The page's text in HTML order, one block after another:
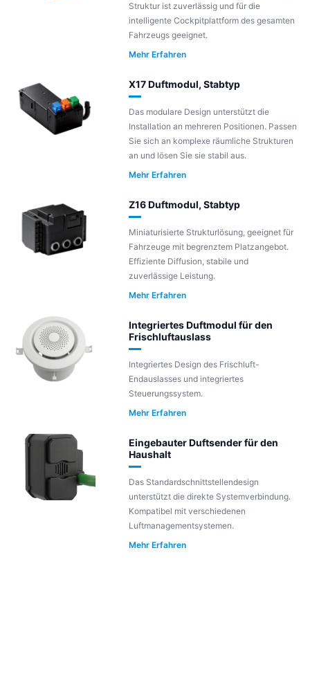
Struktur ist zuverlässig und für die
intelligente Cockpitplattform des gesamten
Fahrzeugs geeignet.
Mehr Erfahren
X17 Duftmodul, Stabtyp
Das modulare Design unterstützt die
Installation an mehreren Positionen. Passen
Sie sich an komplexe räumliche Strukturen
an und lösen Sie sie stabil aus.
Mehr Erfahren
Z16 Duftmodul, Stabtyp
Miniaturisierte Strukturlösung, geeignet für
Fahrzeuge mit begrenztem Platzangebot.
Effiziente Diffusion, stabile und
zuverlässige Leistung.
Mehr Erfahren
Integriertes Duftmodul für den
Frischluftauslass
Integriertes Design des Frischluft-
Endauslasses und integriertes
Steuerungssystem.
Mehr Erfahren
Eingebauter Duftsender für den
Haushalt
Das Standardschnittstellendesign
unterstützt die direkte Systemverbindung.
Kompatibel mit verschiedenen
Luftmanagementsystemen.
Mehr Erfahren